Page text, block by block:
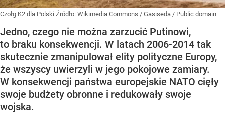
Czołg K2 dla Polski Źródło: Wikimedia Commons / Gasiseda / Public domain
Jedno, czego nie można zarzucić Putinowi,
to braku konsekwencji. W latach 2006-2014 tak
skutecznie zmanipulował elity polityczne Europy,
że wszyscy uwierzyli w jego pokojowe zamiary.
W konsekwencji państwa europejskie NATO cięły
swoje budżety obronne i redukowały swoje
wojska.